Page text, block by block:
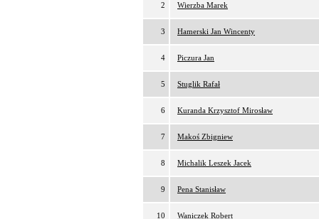
2 Wierzba Marek
3 Hamerski Jan Wincenty
4 Piczura Jan
5 Stuglik Rafał
6 Kuranda Krzysztof Mirosław
7 Makoś Zbigniew
8 Michalik Leszek Jacek
9 Pena Stanisław
10 Waniczek Robert